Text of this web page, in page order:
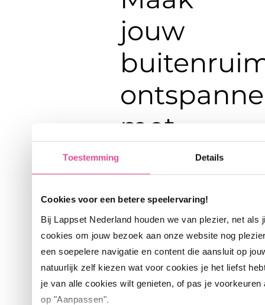
Toestemming Details
Cookies voor een betere speelervaring!
Bij Lappset Nederland houden we van plezier, net als
cookies om jouw bezoek aan onze website nog
een soepelere navigatie en content die aansluit op
natuurlijk zelf kiezen wat voor cookies je het liefst
je van alle cookies wilt genieten, of pas je voorkeuren
op "Aanpassen".
jouw
met
Chillout
Wil je meer weten over de
jouw buitenruimte kan
verrijken? Neem contact met
ons op voor advies of vraag
direct een offerte aan. Samen
creëren we een plek waar